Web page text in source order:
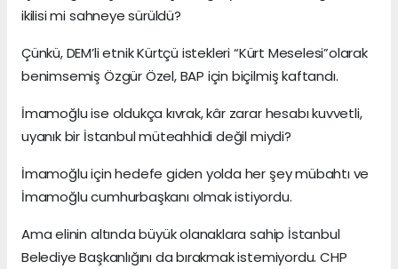
ikilisi mi sahneye sürüldü?
Çünkü, DEM’li etnik Kürtçü istekleri “Kürt Meselesi”olarak
benimsemiş Özgür Özel, BAP için biçilmiş kaftandı.
İmamoğlu ise oldukça kıvrak, kâr zarar hesabı kuvvetli,
uyanık bir İstanbul müteahhidi değil miydi?
İmamoğlu için hedefe giden yolda her şey mübahtı ve
İmamoğlu cumhurbaşkanı olmak istiyordu.
Ama elinin altında büyük olanaklara sahip İstanbul
Belediye Başkanlığını da bırakmak istemiyordu. CHP